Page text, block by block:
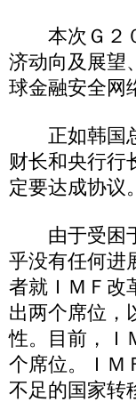
本次Ｇ２０
济动向及展望
球金融安全网
正如韩国总
财长和央行行
定要达成协议。
由于受困于
乎没有任何进
者就ＩＭＦ改
出两个席位，
性。目前，Ｉ
个席位。ＩＭ
不足的国家转